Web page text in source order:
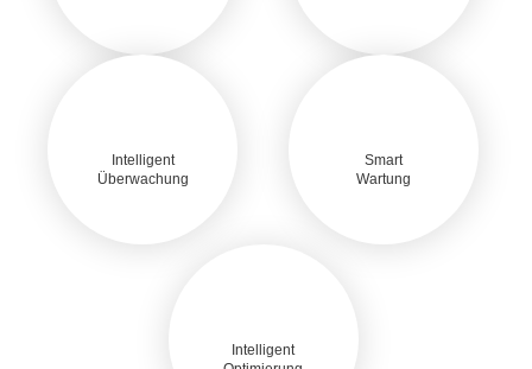
Intelligent
Überwachung
Smart
Wartung
Intelligent